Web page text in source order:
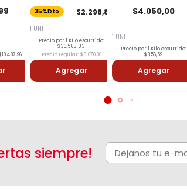
35%Dto $2.298,89
1 UNI
Precio por 1 Kilo escurrido:
$30.583,33
Precio regular: $3.670,00
Agregar
$4.050,00
1 UNI
Precio por 1 Kilo escurrido:
$356,59
Agregar
siempre!